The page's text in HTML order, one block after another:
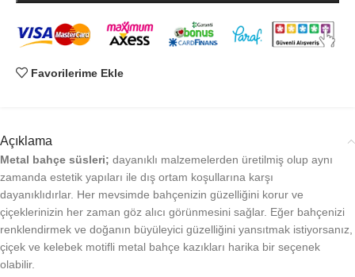
Favorilerime Ekle
Açıklama
Metal bahçe süsleri; dayanıklı malzemelerden üretilmiş olup aynı
zamanda estetik yapıları ile dış ortam koşullarına karşı
dayanıklıdırlar. Her mevsimde bahçenizin güzelliğini korur ve
çiçeklerinizin her zaman göz alıcı görünmesini sağlar. Eğer bahçenizi
renklendirmek ve doğanın büyüleyici güzelliğini yansıtmak istiyorsanız,
çiçek ve kelebek motifli metal bahçe kazıkları harika bir seçenek
olabilir.